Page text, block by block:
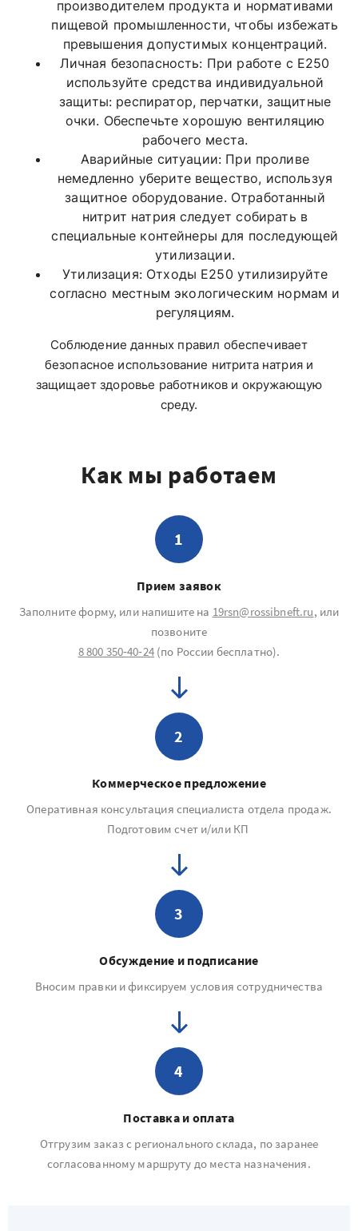
производителем продукта и нормативами
пищевой промышленности, чтобы избежать
превышения допустимых концентраций.
Личная безопасность: При работе с E250
используйте средства индивидуальной
защиты: респиратор, перчатки, защитные
очки. Обеспечьте хорошую вентиляцию
рабочего места.
Аварийные ситуации: При проливе
немедленно уберите вещество, используя
защитное оборудование. Отработанный
нитрит натрия следует собирать в
специальные контейнеры для последующей
утилизации.
Утилизация: Отходы E250 утилизируйте
согласно местным экологическим нормам и
регуляциям.
Соблюдение данных правил обеспечивает
безопасное использование нитрита натрия и
защищает здоровье работников и окружающую
среду.
Как мы работаем
1
Прием заявок
Заполните форму, или напишите на 19rsn@rossibneft.ru, или
позвоните
8 800 350‐40‐24(по России бесплатно).
2
Коммерческое предложение
Оперативная консультация специалиста отдела продаж.
Подготовим счет и/или КП
3
Обсуждение и подписание
Вносим правки и фиксируем условия сотрудничества
4
Поставка и оплата
Отгрузим заказ с регионального склада, по заранее
согласованному маршруту до места назначения.